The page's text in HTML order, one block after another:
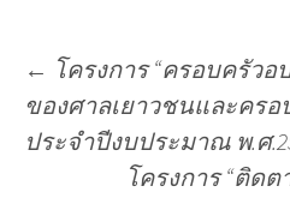
← โครงการ “ครอบครัว
ของศาลเยาวชนและครอ
ประจำปีงบประมาณ พ.ศ
โครงการ “ติด